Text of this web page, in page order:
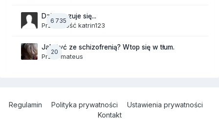
6 735
Dzisiaj czuje się...
Przez Gość katrin123
20
Jak żyć ze schizofrenią? Wtop się w tłum.
Przez mateus
Regulamin Polityka prywatności
Ustawienia prywatności
Kontakt